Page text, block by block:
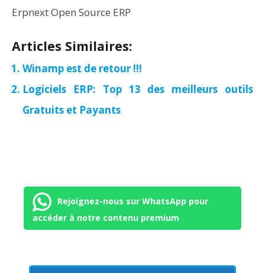
Erpnext Open Source ERP
Articles Similaires:
Winamp est de retour !!!
Logiciels ERP: Top 13 des meilleurs outils
Gratuits et Payants
Rejoignez-nous sur WhatsApp pour
accéder à notre contenu premium